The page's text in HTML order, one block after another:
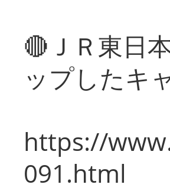
🔴ＪＲ東日
ップしたキ
https://
091.html